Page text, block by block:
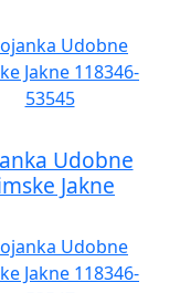
Udobne
Jakne